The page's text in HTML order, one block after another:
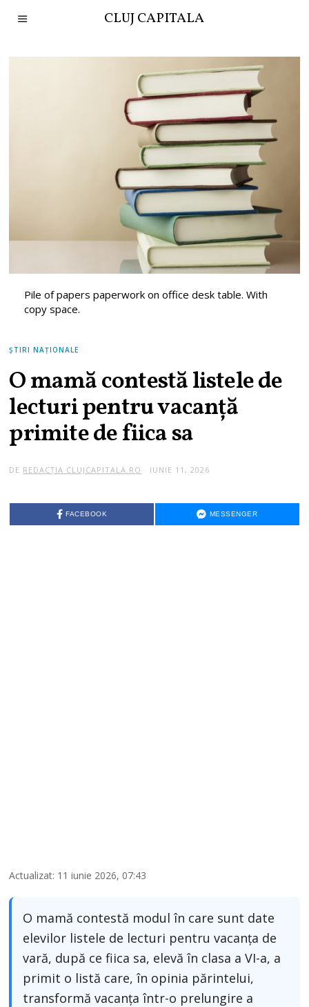
CLUJ CAPITALA
Pile of papers paperwork on office desk table. With
copy space.
ȘTIRI NAȚIONALE
O mamă contestă listele de
lecturi pentru vacanță
primite de fiica sa
DE REDACȚIA CLUJCAPITALA.RO IUNIE 11, 2026
FACEBOOK MESSENGER
Actualizat: 11 iunie 2026, 07:43
O mamă contestă modul în care sunt date
elevilor listele de lecturi pentru vacanța de
vară, după ce fiica sa, elevă în clasa a VI-a, a
primit o listă care, în opinia părintelui,
transformă vacanța într-o prelungire a